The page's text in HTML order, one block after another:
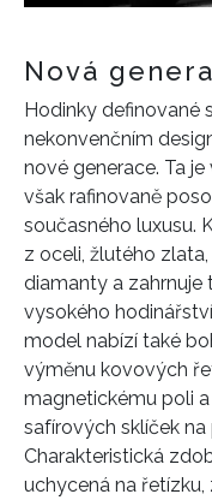
Nová
Hodinky definované
nekonvenčním
nové generace. Ta
však rafinovaně
současného luxusu.
z oceli, žlutého
diamanty a
vysokého
model nabízí také
výměnu kovových
magnetickému poli
safírových sklíček na
Charakteristická
uchycená na